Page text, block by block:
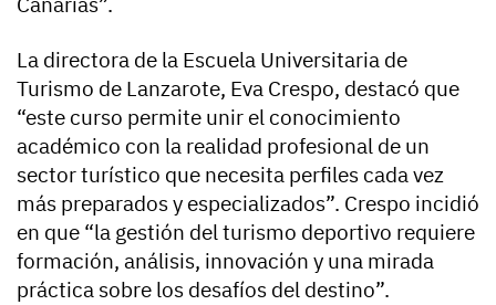
La directora de la Escuela Universitaria de
Turismo de Lanzarote, Eva Crespo, destacó que
“este curso permite unir el conocimiento
académico con la realidad profesional de un
sector turístico que necesita perfiles cada vez
más preparados y especializados”. Crespo incidió
en que “la gestión del turismo deportivo requiere
formación, análisis, innovación y una mirada
práctica sobre los desafíos del destino”.